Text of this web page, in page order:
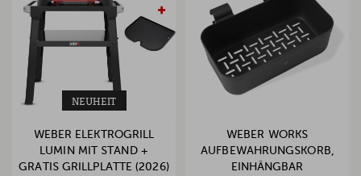
NEUHEIT
WEBER ELEKTROGRILL
LUMIN MIT STAND +
GRATIS GRILLPLATTE (2026)
WEBER WORKS
AUFBEWAHRUNGSKORB,
EINHÄNGBAR